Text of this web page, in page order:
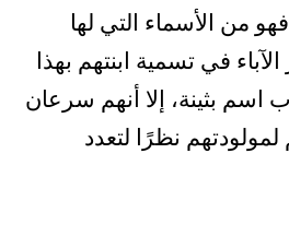
من الأسماء التي لها
في تسمية ابنتهم بهذا
اسم بثينة، إلا أنهم سرعان
لمولودتهم نظرًا لتعدد